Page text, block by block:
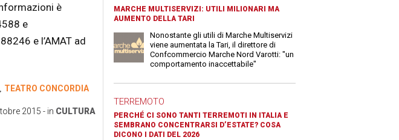
è
e
e l’AMAT ad
TEATRO CONCORDIA
2015 - in CULTURA
MARCHE MULTISERVIZI: UTILI MILIONARI MA
AUMENTO DELLA TARI
Nonostante gli utili di Marche Multiservizi
viene aumentata la Tari, il direttore di
Confcommercio Marche Nord Varotti: "un
comportamento inaccettabile"
TERREMOTO
PERCHÉ CI SONO TANTI TERREMOTI IN ITALIA E
SEMBRANO CONCENTRARSI D’ESTATE? COSA
DICONO I DATI DEL 2026